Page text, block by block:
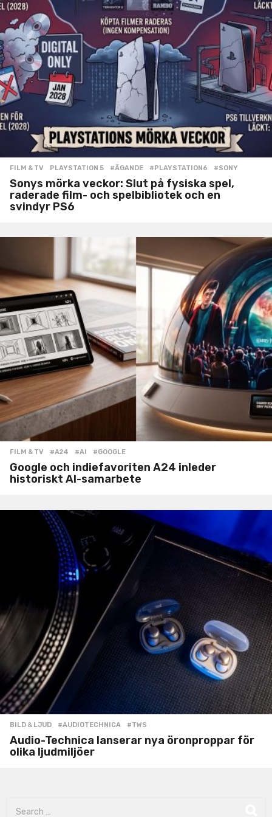
FILM & TV ,PLAYSTATION 5 #ÄGANDE ,#PLAYSTATION6 ,#SONY
Sonys mörka veckor: Slut på fysiska spel,
raderade film- och spelbibliotek och en
svindyr PS6
FILM & TV #A24 ,#AI ,#GOOGLE
Google och indiefavoriten A24 inleder
historiskt AI-samarbete
BILD & LJUD #AUDIOTECHNICA ,#TWS
Audio-Technica lanserar nya öronproppar för
olika ljudmiljöer